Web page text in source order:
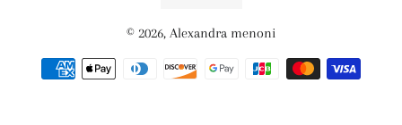
© 2026, Alexandra menoni
de